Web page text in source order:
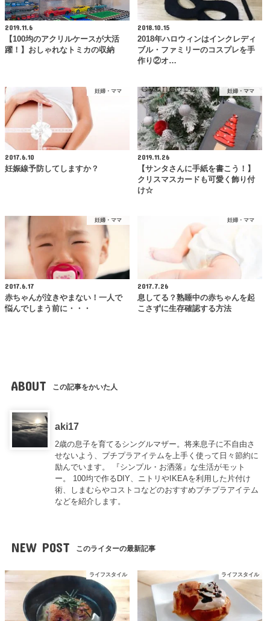
2019.11.6
【100均のアクリルケースが大活
躍！】おしゃれなトミカの収納
2018.10.15
2018年ハロウィンはインクレディ
ブル・ファミリーのコスプレを手
作り②オ…
妊婦・ママ
2017.6.10
妊娠線予防してしますか？
妊婦・ママ
2019.11.26
【サンタさんに手紙を書こう！】
クリスマスカードも可愛く飾り付
け☆
妊婦・ママ
2017.6.17
赤ちゃんが泣きやまない！一人で
悩んでしまう前に・・・
妊婦・ママ
2017.7.26
息してる？熟睡中の赤ちゃんを起
こさずに生存確認する方法
ABOUT この記事をかいた人
aki17
2歳の息子を育てるシングルマザー。将来息子に不自由さ
せないよう、プチプラアイテムを上手く使って日々節約に
励んでいます。 『シンプル・お洒落』な生活がモット
ー。 100均で作るDIY、ニトリやIKEAを利用した片付け
術、しまむらやコストコなどのおすすめプチプラアイテム
などを紹介します。
NEW POST このライターの最新記事
ライフスタイル ライフスタイル